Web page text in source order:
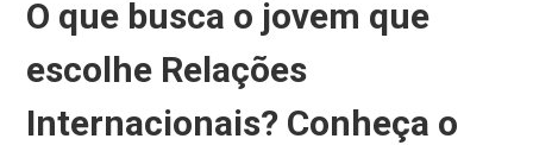
O que busca o jovem que
escolhe Relações
Internacionais? Conheça o